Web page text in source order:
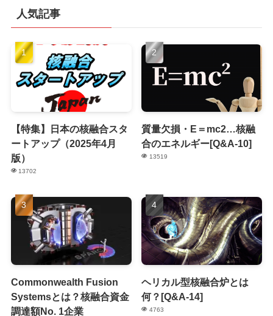
人気記事
【特集】日本の核融合スタ
ートアップ（2025年4月
版）
13702
質量欠損・E＝mc2…核融
合のエネルギー[Q&A-10]
13519
Commonwealth Fusion
Systemsとは？核融合資金
調達額No. 1企業
ヘリカル型核融合炉とは
何？[Q&A-14]
4763